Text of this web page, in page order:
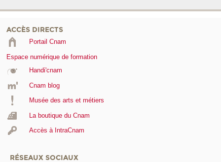
ACCÈS DIRECTS
Portail Cnam
Espace numérique de formation
Handi'cnam
Cnam blog
Musée des arts et métiers
La boutique du Cnam
Accès à IntraCnam
RÉSEAUX SOCIAUX